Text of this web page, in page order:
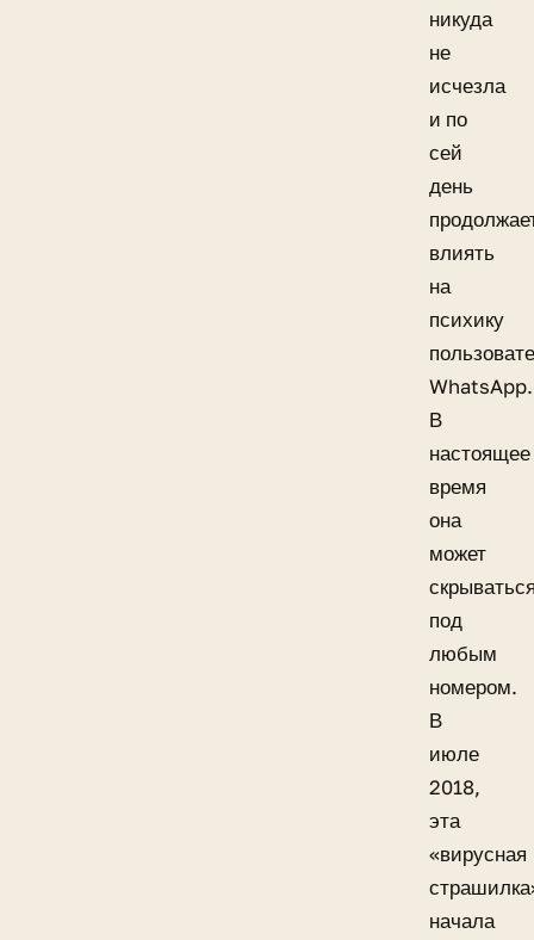
никуда
не
исчезла
и по
сей
день
влиять
на
психику
WhatsApp.
В
настоящее
время
она
может
под
любым
номером.
В
июле
2018,
эта
«вирусная
начала